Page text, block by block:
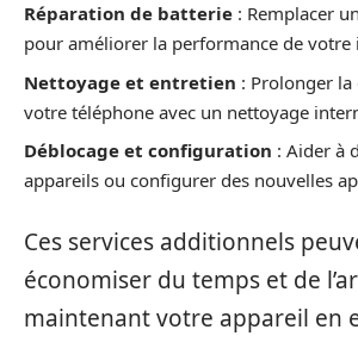
Réparation de batterie : Remplacer
pour améliorer la performance de votre
Nettoyage et entretien : Prolonger la
votre téléphone avec un nettoyage
Déblocage et configuration : Aider à
appareils ou configurer des nouvelles
Ces services additionnels
économiser du temps et de
maintenant votre appareil en